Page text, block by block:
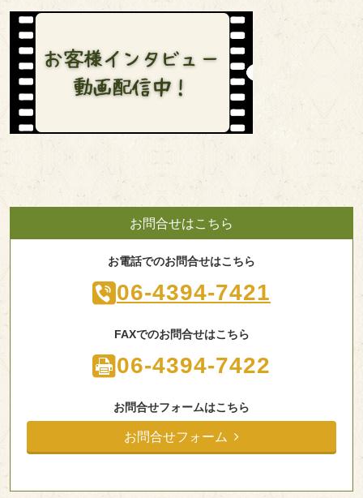
お問合せはこちら
お電話でのお問合せはこちら
06-4394-7421
FAXでのお問合せはこちら
06-4394-7422
お問合せフォームはこちら
お問合せフォーム